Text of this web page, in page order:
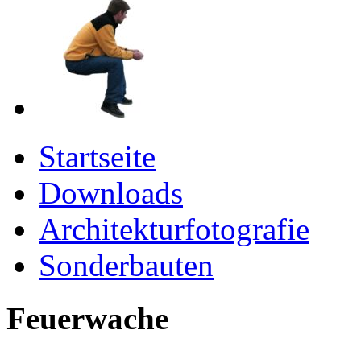
Startseite
Downloads
Architekturfotografie
Sonderbauten
Feuerwache